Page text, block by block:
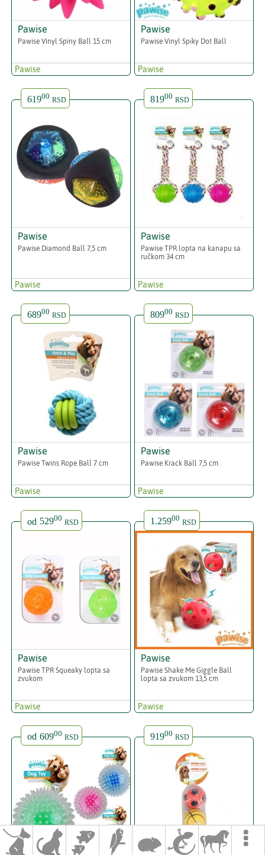
Pawise
Pawise Vinyl Spiny Ball 15 cm
Pawise
Pawise
Pawise Vinyl Spiky Dot Ball
Pawise
61900 RSD
Pawise
Pawise Diamond Ball 7,5 cm
Pawise
81900 RSD
Pawise
Pawise TPR lopta na kanapu sa
ručkom 34 cm
Pawise
68900 RSD
Pawise
Pawise Twins Rope Ball 7 cm
Pawise
80900 RSD
Pawise
Pawise Krack Ball 7,5 cm
Pawise
od 52900 RSD
Pawise
Pawise TPR Squeaky lopta sa
zvukom
Pawise
1.25900 RSD
Pawise
Pawise Shake Me Giggle Ball
lopta sa zvukom 13,5 cm
Pawise
od 60900 RSD 91900 RSD
